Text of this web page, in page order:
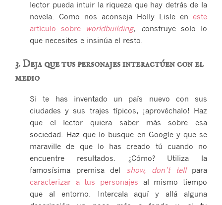
lector pueda intuir la riqueza que hay detrás de la
novela. Como nos aconseja Holly Lisle en este
artículo sobre worldbuilding, construye solo lo
que necesites e insinúa el resto.
3. Deja que tus personajes interactúen con el
medio
Si te has inventado un país nuevo con sus
ciudades y sus trajes típicos, ¡aprovéchalo! Haz
que el lector quiera saber más sobre esa
sociedad. Haz que lo busque en Google y que se
maraville de que lo has creado tú cuando no
encuentre resultados. ¿Cómo? Utiliza la
famosísima premisa del show, don’t tellpara
caracterizar a tus personajes al mismo tiempo
que al entorno. Intercala aquí y allá alguna